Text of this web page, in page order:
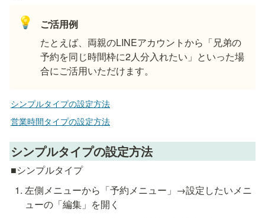
💡
ご活用例
たとえば、両親のLINEアカウントから「兄弟の
予約を同じ時間枠に2人分入れたい」といった場
合にご活用いただけます。
シンプルタイプの設定方法
営業時間タイプの設定方法
シンプルタイプの設定方法
■シンプルタイプ
左側メニューから「予約メニュー」→設定したいメニ
ューの「編集」を開く